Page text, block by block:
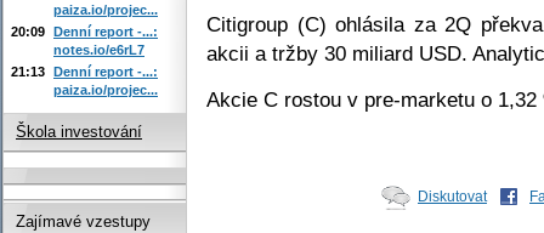
Citigroup (C) ohlásila za 2Q
akcii a tržby 30 miliard USD.
Akcie C rostou v pre-marketu o 1,32
Diskutovat
paiza.io/projec...
20:09 Denní report -...:
notes.io/e6rL7
21:13 Denní report -...:
paiza.io/projec...
Škola investování
Zajímavé vzestupy